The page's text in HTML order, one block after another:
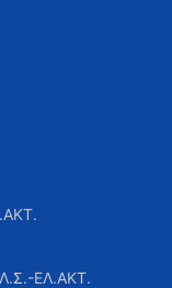
Λ.Σ.-ΕΛ.ΑΚΤ.